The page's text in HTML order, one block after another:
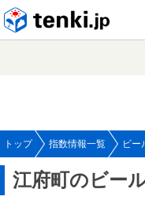
トップ 指数情報一覧 ビー
江府町のビー